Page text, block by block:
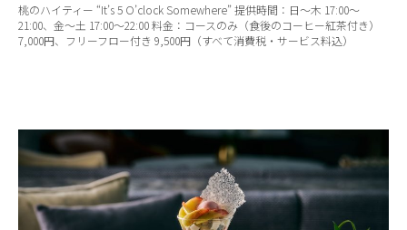
桃のハイティー “It’s 5 O’clock Somewhere” 提供時間：⽇〜⽊ 17:00〜
21:00、⾦〜⼟ 17:00〜22:00 料⾦：コースのみ（⾷後のコーヒー紅茶付き）
7,000円、フリーフロー付き 9,500円（すべて消費税・サービス料込）